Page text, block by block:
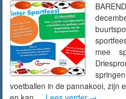
mee
voetballen in de pannakooi, zijn